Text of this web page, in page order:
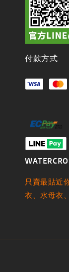
付款方式
只賣最貼近
衣、水母衣